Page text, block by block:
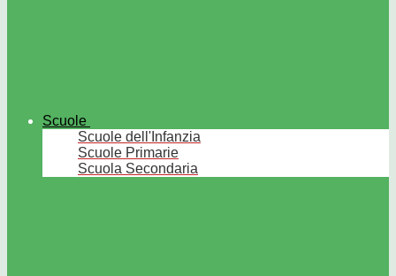
Scuole
Scuole dell'Infanzia
Scuole Primarie
Scuola Secondaria